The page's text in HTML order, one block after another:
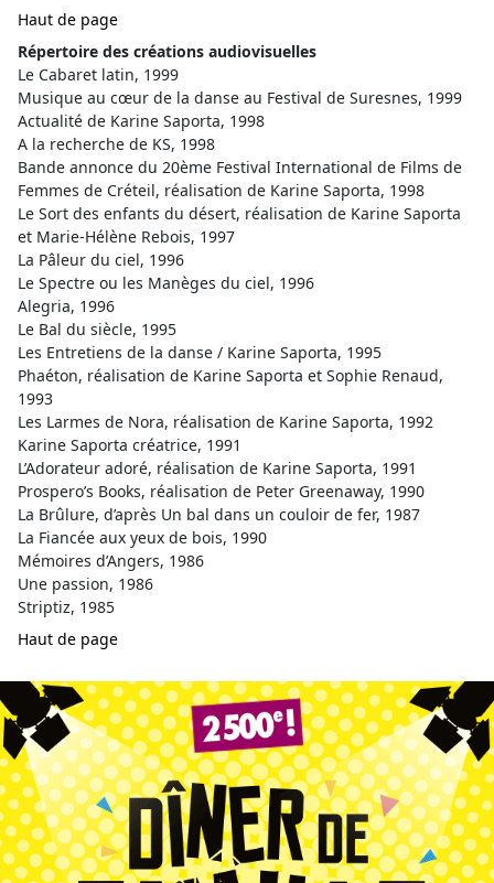
Haut de page
Répertoire des créations audiovisuelles
Le Cabaret latin, 1999
Musique au cœur de la danse au Festival de Suresnes, 1999
Actualité de Karine Saporta, 1998
A la recherche de KS, 1998
Bande annonce du 20ème Festival International de Films de
Femmes de Créteil, réalisation de Karine Saporta, 1998
Le Sort des enfants du désert, réalisation de Karine Saporta
et Marie-Hélène Rebois, 1997
La Pâleur du ciel, 1996
Le Spectre ou les Manèges du ciel, 1996
Alegria, 1996
Le Bal du siècle, 1995
Les Entretiens de la danse / Karine Saporta, 1995
Phaéton, réalisation de Karine Saporta et Sophie Renaud,
1993
Les Larmes de Nora, réalisation de Karine Saporta, 1992
Karine Saporta créatrice, 1991
L’Adorateur adoré, réalisation de Karine Saporta, 1991
Prospero’s Books, réalisation de Peter Greenaway, 1990
La Brûlure, d’après Un bal dans un couloir de fer, 1987
La Fiancée aux yeux de bois, 1990
Mémoires d’Angers, 1986
Une passion, 1986
Striptiz, 1985
Haut de page